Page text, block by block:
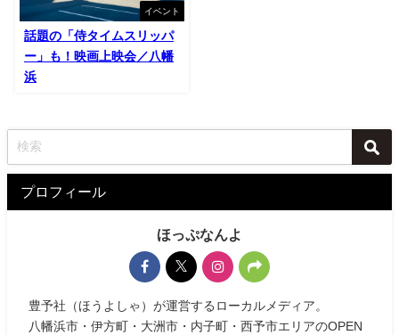
イベント
話題の「侍タイムスリッパ
ー」も！映画上映会／八幡
浜
プロフィール
ほっぷなんよ
豊予社（ほうよしゃ）が運営するローカルメディア。
八幡浜市・伊方町・大洲市・内子町・西予市エリアのOPEN